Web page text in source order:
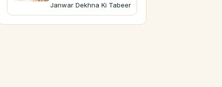
Janwar Dekhna Ki Tabeer